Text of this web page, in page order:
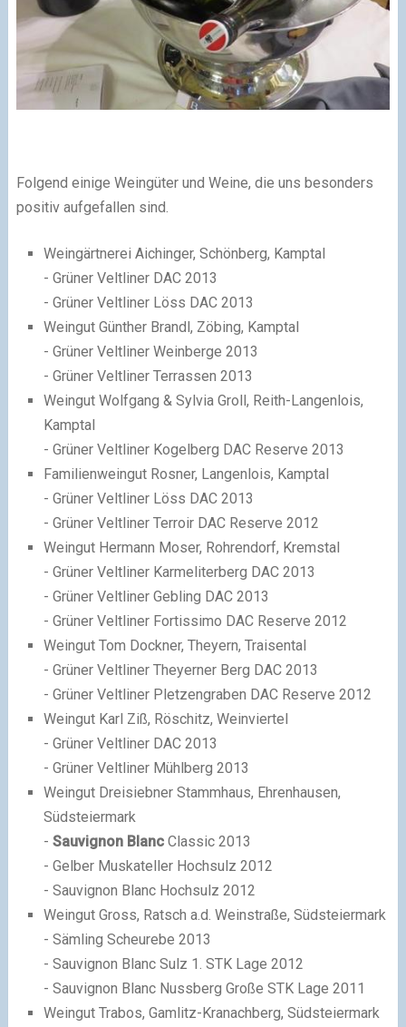
Folgend einige Weingüter und Weine, die uns besonders
positiv aufgefallen sind.
Weingärtnerei Aichinger, Schönberg, Kamptal
- Grüner Veltliner DAC 2013
- Grüner Veltliner Löss DAC 2013
Weingut Günther Brandl, Zöbing, Kamptal
- Grüner Veltliner Weinberge 2013
- Grüner Veltliner Terrassen 2013
Weingut Wolfgang & Sylvia Groll, Reith-Langenlois,
Kamptal
- Grüner Veltliner Kogelberg DAC Reserve 2013
Familienweingut Rosner, Langenlois, Kamptal
- Grüner Veltliner Löss DAC 2013
- Grüner Veltliner Terroir DAC Reserve 2012
Weingut Hermann Moser, Rohrendorf, Kremstal
- Grüner Veltliner Karmeliterberg DAC 2013
- Grüner Veltliner Gebling DAC 2013
- Grüner Veltliner Fortissimo DAC Reserve 2012
Weingut Tom Dockner, Theyern, Traisental
- Grüner Veltliner Theyerner Berg DAC 2013
- Grüner Veltliner Pletzengraben DAC Reserve 2012
Weingut Karl Ziß, Röschitz, Weinviertel
- Grüner Veltliner DAC 2013
- Grüner Veltliner Mühlberg 2013
Weingut Dreisiebner Stammhaus, Ehrenhausen,
Südsteiermark
- Sauvignon BlancClassic 2013
- Gelber Muskateller Hochsulz 2012
- Sauvignon Blanc Hochsulz 2012
Weingut Gross, Ratsch a.d. Weinstraße, Südsteiermark
- Sämling Scheurebe 2013
- Sauvignon Blanc Sulz 1. STK Lage 2012
- Sauvignon Blanc Nussberg Große STK Lage 2011
Weingut Trabos, Gamlitz-Kranachberg, Südsteiermark